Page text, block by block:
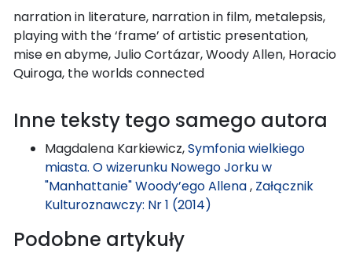
narration in literature, narration in film, metalepsis,
playing with the ‘frame’ of artistic presentation,
mise en abyme, Julio Cortázar, Woody Allen, Horacio
Quiroga, the worlds connected
Inne teksty tego samego autora
Magdalena Karkiewicz,Symfonia wielkiego
miasta. O wizerunku Nowego Jorku w
"Manhattanie" Woody’ego Allena, Załącznik
Kulturoznawczy: Nr 1 (2014)
Podobne artykuły